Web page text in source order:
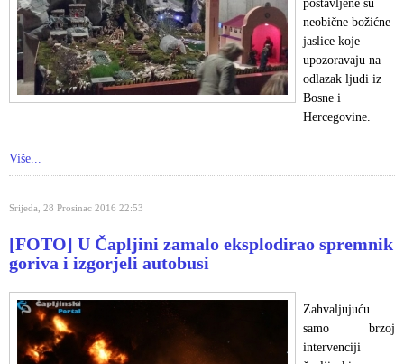
postavljene su
neobične božićne
jaslice koje
upozoravaju na
odlazak ljudi iz
Bosne i
Hercegovine.
Više...
Srijeda, 28 Prosinac 2016 22:53
[FOTO] U Čapljini zamalo eksplodirao spremnik
goriva i izgorjeli autobusi
Zahvaljujuću
samo brzoj
intervenciji